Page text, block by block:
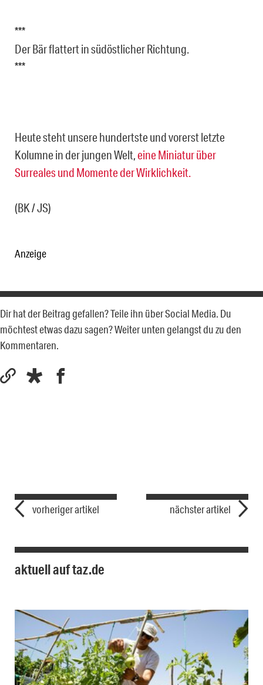
***
Der Bär flattert in südöstlicher Richtung.
***
Heute steht unsere hundertste und vorerst letzte
Kolumne in der jungen Welt,eine Miniatur über
Surreales und Momente der Wirklichkeit.
(BK / JS)
Anzeige
Dir hat der Beitrag gefallen? Teile ihn über Social Media. Du
möchtest etwas dazu sagen? Weiter unten gelangst du zu den
Kommentaren.
vorheriger artikel nächster artikel
aktuell auf taz.de